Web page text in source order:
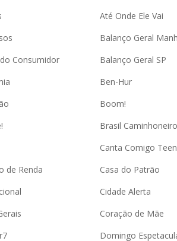
Consumidor
de Renda
Até Onde Ele Vai
Balanço Geral
Balanço Geral SP
Ben-Hur
Boom!
Brasil Caminhoneiro
Canta Comigo
Casa do Patrão
Cidade Alerta
Coração de Mãe
Domingo